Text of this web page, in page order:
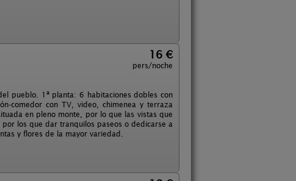
16 €
pers/noche
pueblo. 1ª planta: 6 habitaciones dobles con
comedor con TV, video, chimenea y terraza
en pleno monte, por lo que las vistas que
los que dar tranquilos paseos o dedicarse a
y flores de la mayor variedad.